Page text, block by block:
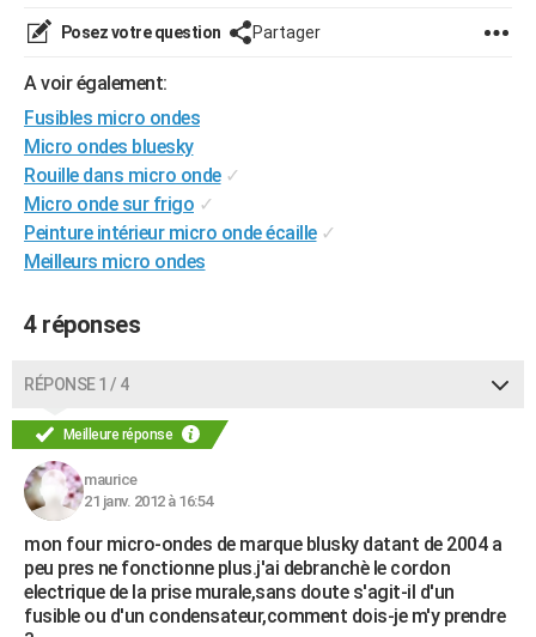
Alimentation
Guide de la santé
Maladies
Médicaments
Sommeil
VOYAGE
Destinations
City break
Voyage nature
Voyage de noces
Forum
Climat
+PHOTO
GUIDES D'ACHAT
BONS PLANS
CARTE DE VOEUX
Carte de Noël
Carte Bonne année
Carte Saint-Valentin
Carte Pâques
Carte d'anniversaire
Dictionnaire
Biographies
Citations
Expressions
Proverbes
PROGRAMME TV
COPAINS D'AVANT
S'inscrire
Se connecter
Lycées
Collèges
Primaires
Universités
Entreprises
Service militaire
Avis de recherche
AVIS DE DÉCÈS
FORUM
Bricolage
Lifestyle
Culture
Sport
Auto
Television
Voyage
Cinema
Posez votre question Partager
A voir également:
Fusibles micro ondes
Micro ondes bluesky
Rouille dans micro onde ✓
Micro onde sur frigo ✓
Peinture intérieur micro onde écaille ✓
Meilleurs micro ondes
4 réponses
RÉPONSE 1 / 4
Meilleure réponse
maurice
21 janv. 2012 à 16:54
mon four micro-ondes de marque blusky datant de 2004 a
peu pres ne fonctionne plus.j'ai debranchè le cordon
electrique de la prise murale,sans doute s'agit-il d'un
fusible ou d'un condensateur,comment dois-je m'y prendre